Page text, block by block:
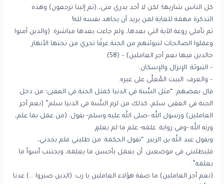
كل الناس شاربها؛ لكن لا أحد يدري متى، (ثم إلينا ترجعون) وهذه
التذكرة مهمة للغاية لمن يريد أن يجاهد نفسه لله!
ثم تأملي روعة الآية التي بعدها، ولم جاءت بعدها مباشرة: (والذين آمنوا
وعملوا الصالحات لنبوئنهم من الجنة غرفًا تجري من تحتها الأنهار
خالدين فيها نعم أجر العاملين) – (58)
– التبوئة: الإنزال والإسكان.
– والغرف: البيت المُعلَّى على غيره.
قال بعضهم: “مثل السُّنة في الدنيا كمثل الجنة في العقبى؛ من دخل
الجنة في العقبى سلم، كذلك من لزم السُّنة في الدنيا سلم” (نعم أجر
العاملين) ورسول الله -صلى الله عليه وسلم- يقول: (من عمل بما علم،
ورثه الله -وفي رواية: علمه- علم ما لم يعلمٍ.
ويقول عبد الله بن الزبير: “تقول الحكمة: من طلبني فلم يجدني،
فليطلبني في موضعين: أن يعمل بأحسن ما يعلمه، ويجتنب أسوأ ما
يعلمه”.
(نعم أجر العاملين) ما صفة هؤلاء العاملين يا رب: (الذين صبروا …) عدنا